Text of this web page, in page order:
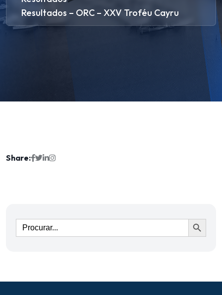
Resultados – ORC – XXV Troféu Cayru
Share:
Ir